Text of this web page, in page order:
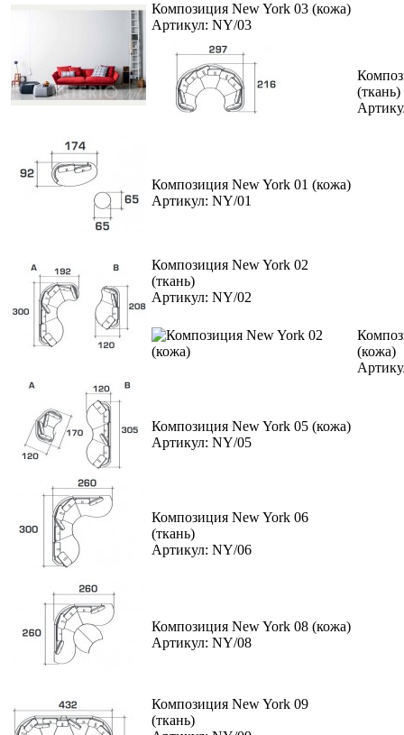
Композиция New York 03 (кожа)
Артикул: NY/03
(ткань)
Композиция New York 01 (кожа)
Артикул: NY/01
Композиция New York 02
(ткань)
Артикул: NY/02
(кожа)
Композиция New York 05 (кожа)
Артикул: NY/05
Композиция New York 06
(ткань)
Артикул: NY/06
Композиция New York 08 (кожа)
Артикул: NY/08
Композиция New York 09
(ткань)